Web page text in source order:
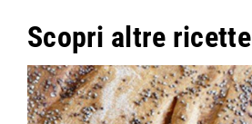
Scopri altre ricette